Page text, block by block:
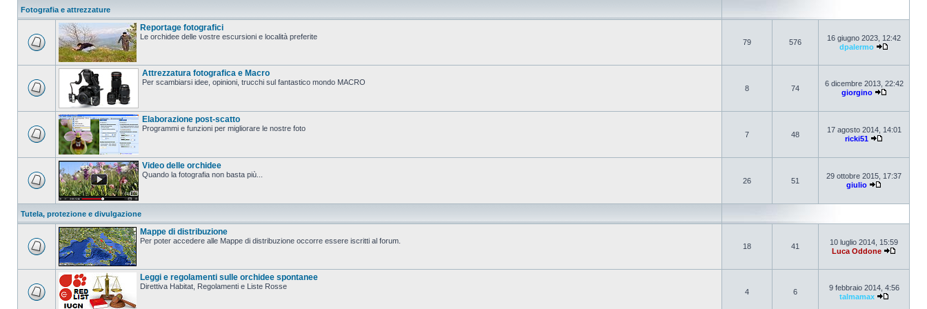
Fotografia e attrezzature
Reportage fotografici
Le orchidee delle vostre escursioni e località preferite
79 576
16 giugno 2023, 12:42
dpalermo
Attrezzatura fotografica e Macro
Per scambiarsi idee, opinioni, trucchi sul fantastico mondo MACRO
8 74
6 dicembre 2013, 22:42
giorgino
Elaborazione post-scatto
Programmi e funzioni per migliorare le nostre foto
7 48
17 agosto 2014, 14:01
ricki51
Video delle orchidee
Quando la fotografia non basta più...
26 51
29 ottobre 2015, 17:37
giulio
Tutela, protezione e divulgazione
Mappe di distribuzione
Per poter accedere alle Mappe di distribuzione occorre essere iscritti al forum.
18 41
10 luglio 2014, 15:59
Luca Oddone
Leggi e regolamenti sulle orchidee spontanee
Direttiva Habitat, Regolamenti e Liste Rosse
4 6
9 febbraio 2014, 4:56
talmamax